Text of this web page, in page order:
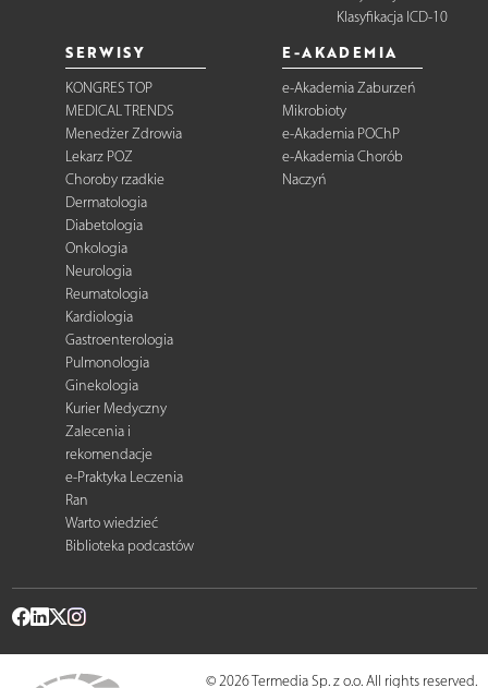
Klasyfikacja ICD-10
SERWISY
KONGRES TOP
MEDICAL TRENDS
Menedżer Zdrowia
Lekarz POZ
Choroby rzadkie
Dermatologia
Diabetologia
Onkologia
Neurologia
Reumatologia
Kardiologia
Gastroenterologia
Pulmonologia
Ginekologia
Kurier Medyczny
Zalecenia i
rekomendacje
e-Praktyka Leczenia
Ran
Warto wiedzieć
Biblioteka podcastów
E-AKADEMIA
e-Akademia Zaburzeń
Mikrobioty
e-Akademia POChP
e-Akademia Chorób
Naczyń
© 2026 Termedia Sp. z o.o. All rights reserved.